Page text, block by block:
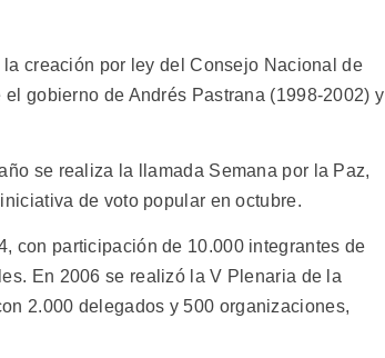
creación por ley del Consejo Nacional de
gobierno de Andrés Pastrana (1998-2002) y
se realiza la llamada Semana por la Paz,
de voto popular en octubre.
con participación de 10.000 integrantes de
En 2006 se realizó la V Plenaria de la
2.000 delegados y 500 organizaciones,